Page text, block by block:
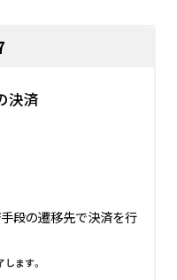
決済
段の遷移先で決済を行
ます。